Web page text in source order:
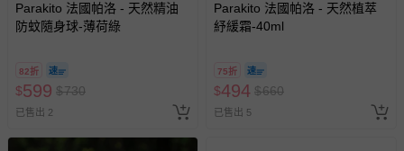
Parakito 法國帕洛 - 天然精油
防蚊隨身球-薄荷綠
82折
$599 $730
已售出 2
Parakito 法國帕洛 - 天然植萃
紓緩霜-40ml
75折
$494 $660
已售出 5